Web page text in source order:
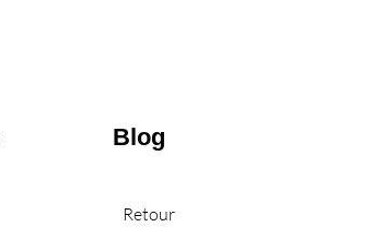
Blog
Retour